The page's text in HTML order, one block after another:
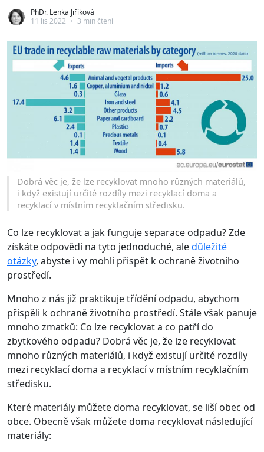
PhDr. Lenka Jiříková
11 lis 2022 • 3 min čtení
Dobrá věc je, že lze recyklovat mnoho různých materiálů,
i když existují určité rozdíly mezi recyklací doma a
recyklací v místním recyklačním středisku.
Co lze recyklovat a jak funguje separace odpadu? Zde
získáte odpovědi na tyto jednoduché, aledůležité
otázky, abyste i vy mohli přispět k ochraně životního
prostředí.
Mnoho z nás již praktikuje třídění odpadu, abychom
přispěli k ochraně životního prostředí. Stále však panuje
mnoho zmatků: Co lze recyklovat a co patří do
zbytkového odpadu? Dobrá věc je, že lze recyklovat
mnoho různých materiálů, i když existují určité rozdíly
mezi recyklací doma a recyklací v místním recyklačním
středisku.
Které materiály můžete doma recyklovat, se liší obec od
obce. Obecně však můžete doma recyklovat následující
materiály: